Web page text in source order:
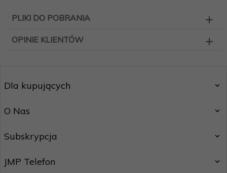
PLIKI DO POBRANIA
OPINIE KLIENTÓW
Dla kupujących
O Nas
Subskrypcja
JMP Telefon